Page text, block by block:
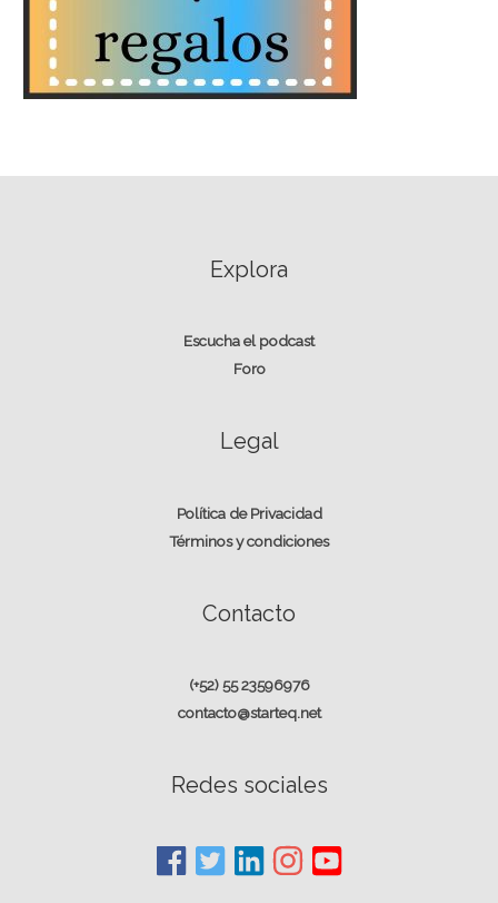
Explora
Escucha el podcast
Foro
Legal
Política de Privacidad
Términos y condiciones
Contacto
(+52) 55 23596976
contacto@starteq.net
Redes sociales